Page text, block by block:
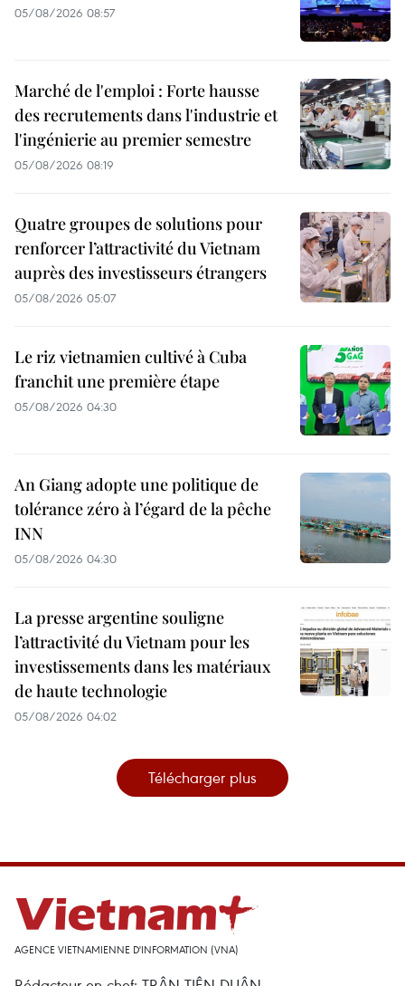
05/08/2026 08:57
Marché de l'emploi : Forte hausse
des recrutements dans l'industrie et
l'ingénierie au premier semestre
05/08/2026 08:19
Quatre groupes de solutions pour
renforcer l’attractivité du Vietnam
auprès des investisseurs étrangers
05/08/2026 05:07
Le riz vietnamien cultivé à Cuba
franchit une première étape
05/08/2026 04:30
An Giang adopte une politique de
tolérance zéro à l’égard de la pêche
INN
05/08/2026 04:30
La presse argentine souligne
l’attractivité du Vietnam pour les
investissements dans les matériaux
de haute technologie
05/08/2026 04:02
Télécharger plus
AGENCE VIETNAMIENNE D'INFORMATION (VNA)